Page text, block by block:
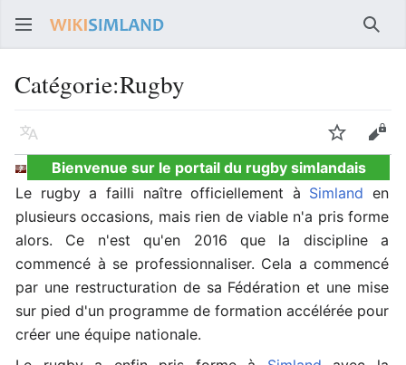
Catégorie:Rugby
Langue Suivre
Bienvenue sur le portail du rugby simlandais
Le rugby a failli naître officiellement à Simland en
plusieurs occasions, mais rien de viable n'a pris forme
alors. Ce n'est qu'en 2016 que la discipline a
commencé à se professionnaliser. Cela a commencé
par une restructuration de sa Fédération et une mise
sur pied d'un programme de formation accélérée pour
créer une équipe nationale.